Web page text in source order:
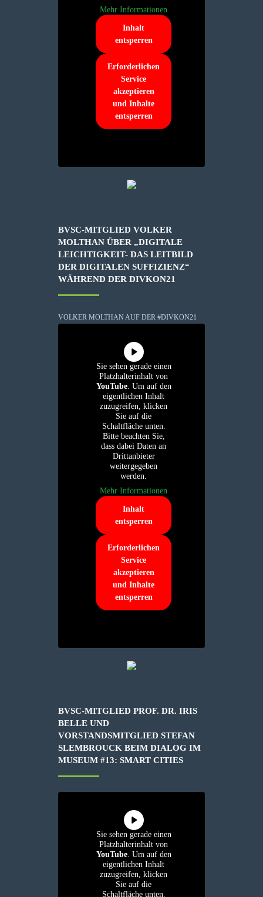
Mehr Informationen
Inhalt
entsperren
Erforderlichen
Service
akzeptieren
und Inhalte
entsperren
BVSC-MITGLIED VOLKER
MOLTHAN ÜBER „DIGITALE
LEICHTIGKEIT- DAS LEITBILD
DER DIGITALEN SUFFIZIENZ“
WÄHREND DER DIVKON21
VOLKER MOLTHAN AUF DER #DIVKON21
Sie sehen gerade einen
Platzhalterinhalt von
YouTube. Um auf den
eigentlichen Inhalt
zuzugreifen, klicken
Sie auf die
Schaltfläche unten.
Bitte beachten Sie,
dass dabei Daten an
Drittanbieter
weitergegeben
werden.
Mehr Informationen
Inhalt
entsperren
Erforderlichen
Service
akzeptieren
und Inhalte
entsperren
BVSC-MITGLIED PROF. DR. IRIS
BELLE UND
VORSTANDSMITGLIED STEFAN
SLEMBROUCK BEIM DIALOG IM
MUSEUM #13: SMART CITIES
Sie sehen gerade einen
Platzhalterinhalt von
YouTube. Um auf den
eigentlichen Inhalt
zuzugreifen, klicken
Sie auf die
Schaltfläche unten.